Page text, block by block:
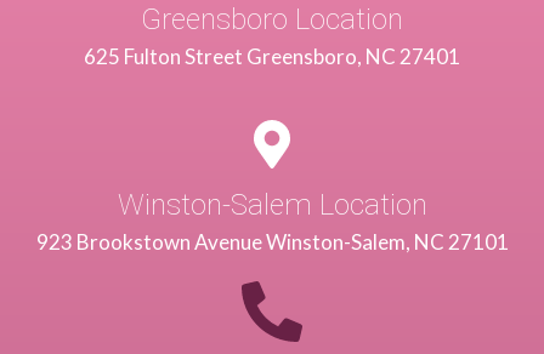
Greensboro Location
625 Fulton Street Greensboro, NC 27401
Winston-Salem Location
923 Brookstown Avenue Winston-Salem, NC 27101